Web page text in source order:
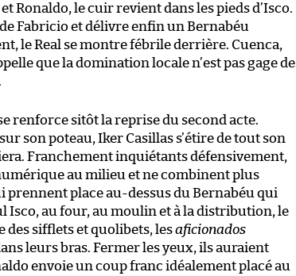
Ronaldo, le cuir revient dans les pieds d’Isco.
Fabricio et délivre enfin un Bernabéu
le Real se montre fébrile derrière. Cuenca,
que la domination locale n’est pas gage de
renforce sitôt la reprise du second acte.
son poteau, Iker Casillas s’étire de tout son
Franchement inquiétants défensivement,
au milieu et ne combinent plus
prennent place au-dessus du Bernabéu qui
Isco, au four, au moulin et à la distribution, le
des sifflets et quolibets, lesaficionados
leurs bras. Fermer les yeux, ils auraient
envoie un coup franc idéalement placé au